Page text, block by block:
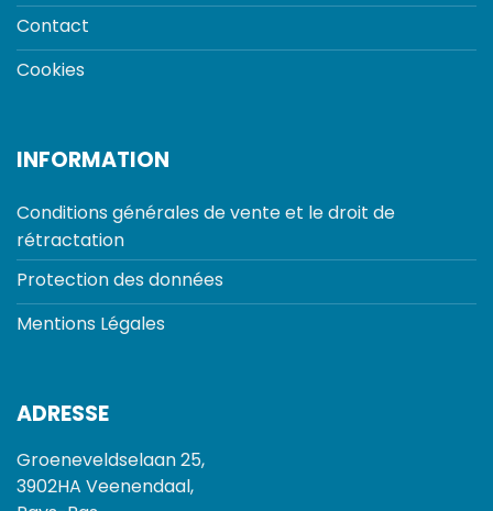
Contact
Cookies
INFORMATION
Conditions générales de vente et le droit de
rétractation
Protection des données
Mentions Légales
ADRESSE
Groeneveldselaan 25,
3902HA Veenendaal,